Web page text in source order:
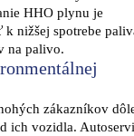
HHO plynu je
nižšej spotrebe
na palivo.
zákazníkov
ich vozidla.